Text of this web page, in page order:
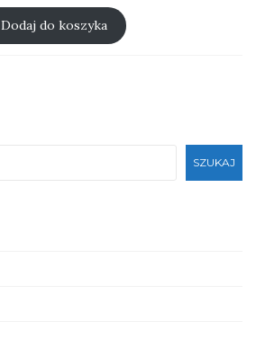
cena
wynosiła:
zł 30.00.
cena
wynosi:
zł 25.00.
Dodaj do koszyka
SZUKAJ